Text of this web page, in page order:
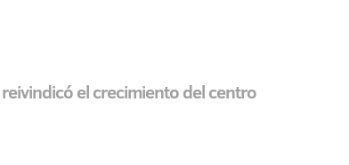
el crecimiento del centro